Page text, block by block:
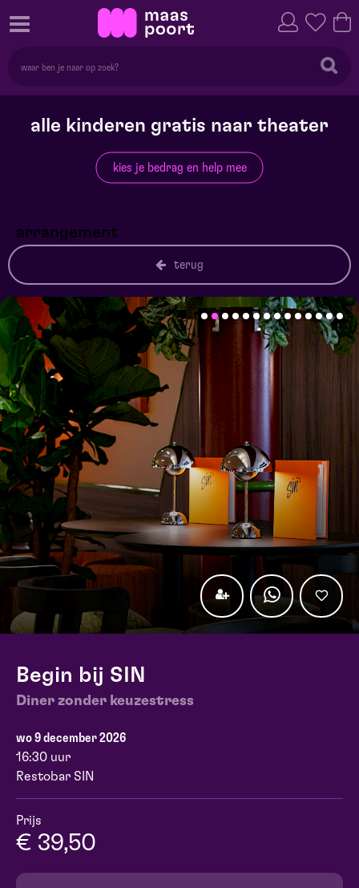
alle kinderen gratis naar theater
kies je bedrag en help mee
arrangement
terug
Begin bij SIN
Diner zonder keuzestress
wo 9 december 2026
16:30 uur
Restobar SIN
Prijs
€ 39,50